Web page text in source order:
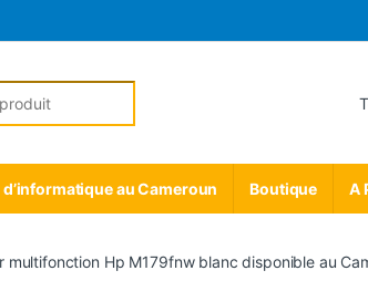
au Cameroun Boutique A
multifonction Hp M179fnw blanc disponible au